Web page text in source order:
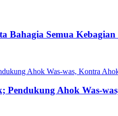
Bahagia Semua
Pendukung Ahok Was-